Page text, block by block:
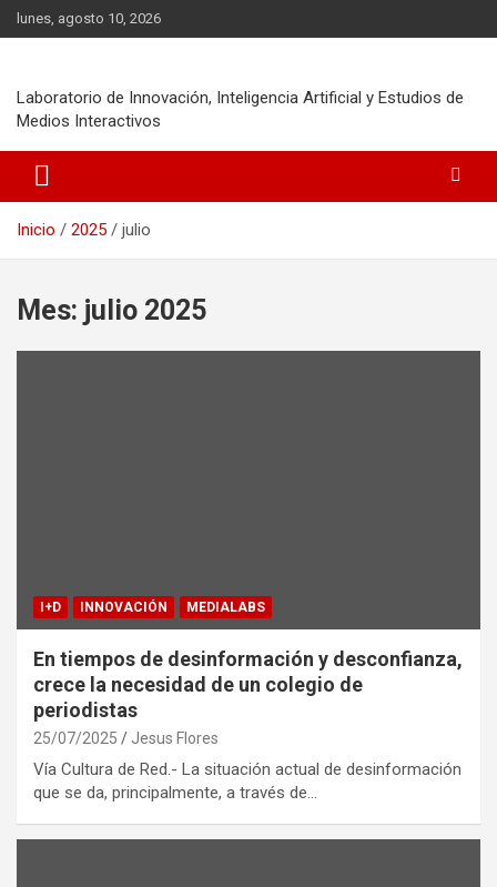
Saltar
al
lunes, agosto 10, 2026
Laboratorio de Innovación, Inteligencia Artificial y Estudios de
Medios Interactivos
Inicio 2025 julio
Mes: julio 2025
I+D INNOVACIÓN MEDIALABS
En tiempos de desinformación y desconfianza,
crece la necesidad de un colegio de
periodistas
25/07/2025 Jesus Flores
Vía Cultura de Red.- La situación actual de desinformación
que se da, principalmente, a través de…